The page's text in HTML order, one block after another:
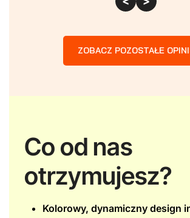
ZOBACZ POZOSTAŁE
Co od nas
otrzymujesz?
Kolorowy, dynamiczny design